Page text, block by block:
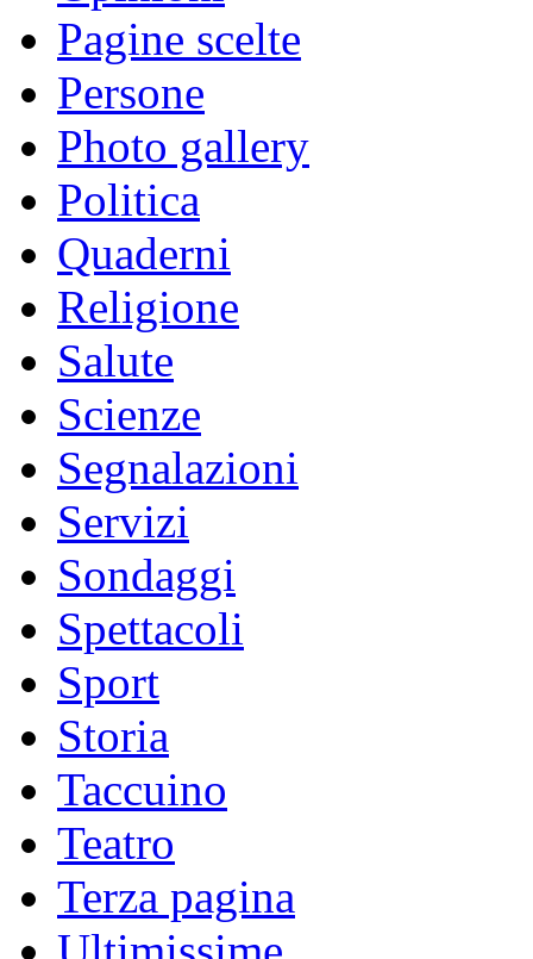
Pagine scelte
Persone
Photo gallery
Politica
Quaderni
Religione
Salute
Scienze
Segnalazioni
Servizi
Sondaggi
Spettacoli
Sport
Storia
Taccuino
Teatro
Terza pagina